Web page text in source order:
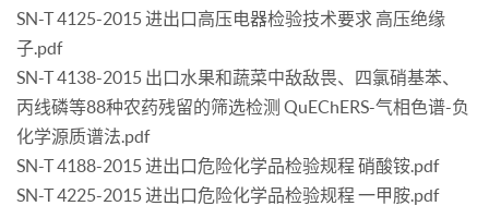
SN-T 4125-2015 进出口高压电器检验技术要求 高压绝缘
子.pdf
SN-T 4138-2015 出口水果和蔬菜中敌敌畏、四氯硝基苯、
丙线磷等88种农药残留的筛选检测 QuEChERS-气相色谱-负
化学源质谱法.pdf
SN-T 4188-2015 进出口危险化学品检验规程 硝酸铵.pdf
SN-T 4225-2015 进出口危险化学品检验规程 一甲胺.pdf